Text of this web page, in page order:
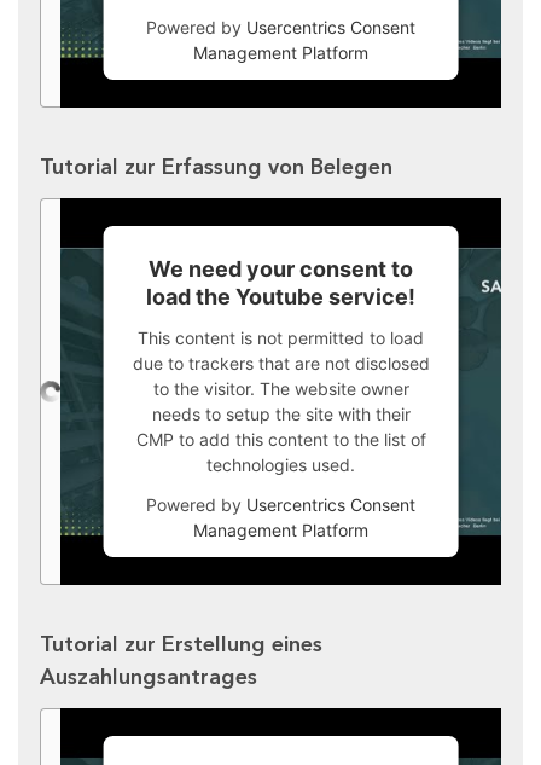
Powered by Usercentrics Consent
Management Platform
Tutorial zur Erfassung von Belegen
We need your consent to
load the Youtube service!
This content is not permitted to load
due to trackers that are not disclosed
to the visitor. The website owner
needs to setup the site with their
CMP to add this content to the list of
technologies used.
Powered by Usercentrics Consent
Management Platform
Tutorial zur Erstellung eines
Auszahlungsantrages